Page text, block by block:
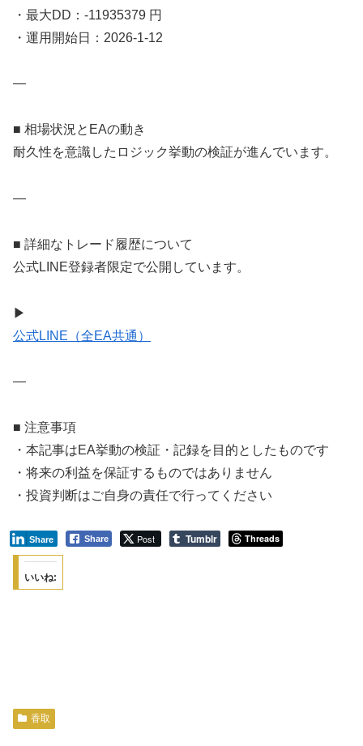
・最大DD：-11935379 円
・運用開始日：2026-1-12
—
■ 相場状況とEAの動き
耐久性を意識したロジック挙動の検証が進んでいます。
—
■ 詳細なトレード履歴について
公式LINE登録者限定で公開しています。
▶
公式LINE（全EA共通）
—
■ 注意事項
・本記事はEA挙動の検証・記録を目的としたものです
・将来の利益を保証するものではありません
・投資判断はご自身の責任で行ってください
Share Post
Share Tumblr Threads
いいね:
香取